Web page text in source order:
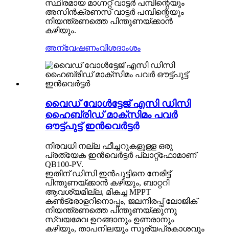
സ്ഥിരമായ മാഗ്നറ്റ് വാട്ടർ പമ്പിന്റെയും
അസിൻക്രണസ് വാട്ടർ പമ്പിന്റെയും
നിയന്ത്രണത്തെ പിന്തുണയ്ക്കാൻ
കഴിയും.
അന്വേഷണംവിശദാംശം
വൈഡ് വോൾട്ടേജ് എസി ഡിസി
ഹൈബ്രിഡ് മാക്സിമം പവർ
ഔട്ട്പുട്ട് ഇൻവെർട്ടർ
നിരവധി നല്ല ഫീച്ചറുകളുള്ള ഒരു
പ്രത്യേക ഇൻവെർട്ടർ പ്ലാറ്റ്‌ഫോമാണ്
QB100-PV.
ഇതിന് ഡിസി ഇൻപുട്ടിനെ നേരിട്ട്
പിന്തുണയ്ക്കാൻ കഴിയും, ബാറ്ററി
ആവശ്യമില്ല, മികച്ച MPPT
കൺട്രോളറിനൊപ്പം, ജലനിരപ്പ് ലോജിക്
നിയന്ത്രണത്തെ പിന്തുണയ്ക്കുന്നു
സ്വയമേവ ഉറങ്ങാനും ഉണരാനും
കഴിയും, താപനിലയും സൂര്യപ്രകാശവും